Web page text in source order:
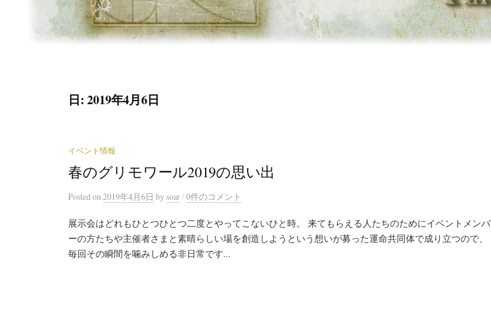
日:2019年4月6日
イベント情報
春のグリモワール2019の思い出
Postedon 2019年4月6日 by soar/0件のコメント
展示会はどれもひとつひとつ二度とやってこないひと時。 来てもらえる人たちのためにイベントメンバ
ーの方たちや主催者さまと素晴らしい場を創造しようという想いが募った運命共同体で成り立つので、
毎回その瞬間を噛みしめる非日常です...